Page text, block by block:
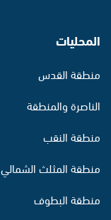
المحليات
منطقة القدس
الناصرة والمنطقة
منطقة النقب
منطقة المثلث الشمالي
منطقة البطوف